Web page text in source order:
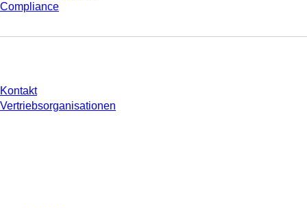
Compliance
Kontakt
Vertriebsorganisationen